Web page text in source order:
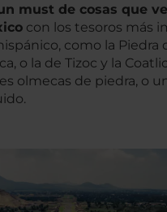
must de cosas que
con los tesoros más
como la Piedra
o la de Tizoc y la
olmecas de piedra, o